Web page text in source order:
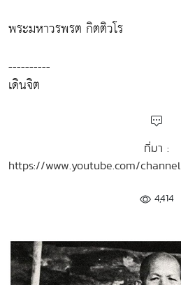
พระมหาวรพรต กิตติวโร
----------
เดินจิต
ที่มา :
https://www.youtube.com/
4,414